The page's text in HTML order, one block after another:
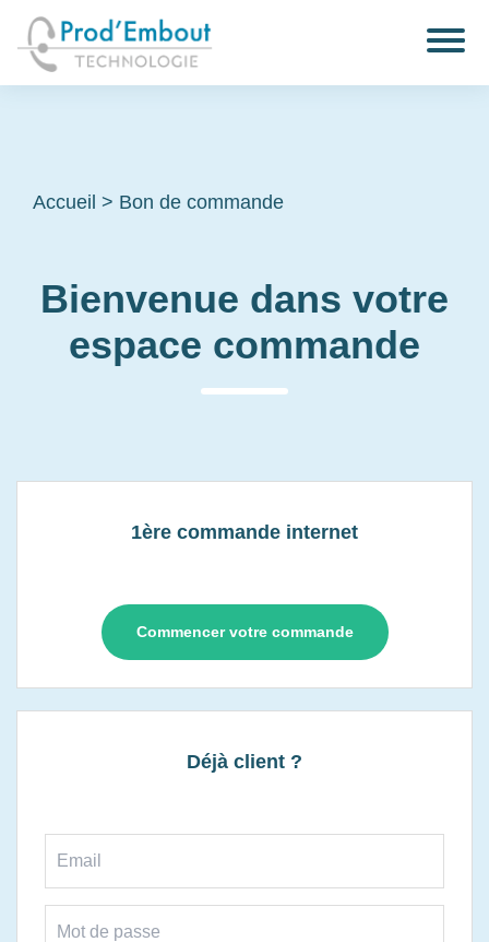
Accueil > Bon de commande
Bienvenue dans votre
espace commande
1ère commande internet
Commencer votre commande
Déjà client ?